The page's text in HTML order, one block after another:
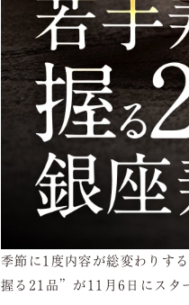
季節に1度内容が総変わりす
握る21品”が11月6日にスタ